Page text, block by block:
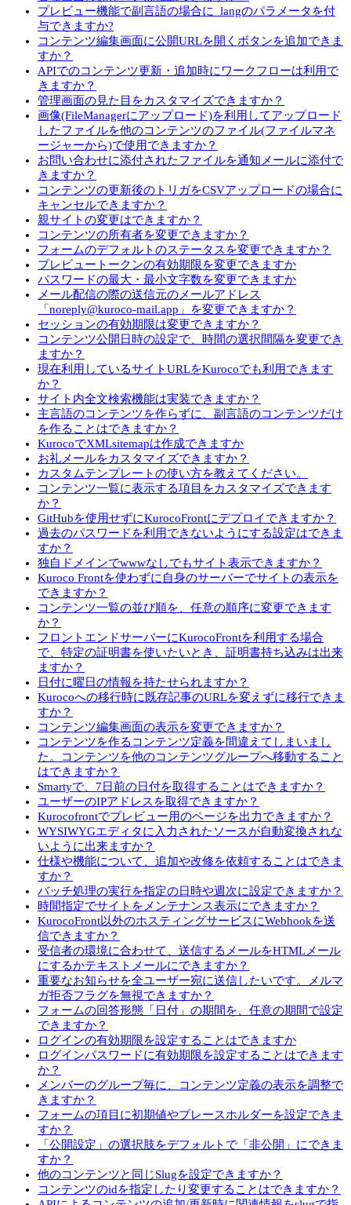
プレビュー機能で副言語の場合に_langのパラメータを付
与できますか?
コンテンツ編集画面に公開URLを開くボタンを追加できま
すか？
APIでのコンテンツ更新・追加時にワークフローは利用で
きますか？
管理画面の見た目をカスタマイズできますか？
画像(FileManagerにアップロード)を利用してアップロード
したファイルを他のコンテンツのファイル(ファイルマネ
ージャーから)で使用できますか？
お問い合わせに添付されたファイルを通知メールに添付で
きますか？
コンテンツの更新後のトリガをCSVアップロードの場合に
キャンセルできますか？
親サイトの変更はできますか？
コンテンツの所有者を変更できますか？
フォームのデフォルトのステータスを変更できますか？
プレビュートークンの有効期限を変更できますか
パスワードの最大・最小文字数を変更できますか
メール配信の際の送信元のメールアドレス
「noreply@kuroco-mail.app」を変更できますか？
セッションの有効期限は変更できますか？
コンテンツ公開日時の設定で、時間の選択間隔を変更でき
ますか？
現在利用しているサイトURLをKurocoでも利用できます
か？
サイト内全文検索機能は実装できますか？
主言語のコンテンツを作らずに、副言語のコンテンツだけ
を作ることはできますか？
KurocoでXMLsitemapは作成できますか
お礼メールをカスタマイズできますか？
カスタムテンプレートの使い方を教えてください。
コンテンツ一覧に表示する項目をカスタマイズできます
か？
GitHubを使用せずにKurocoFrontにデプロイできますか？
過去のパスワードを利用できないようにする設定はできま
すか？
独自ドメインでwwwなしでもサイト表示できますか？
Kuroco Frontを使わずに自身のサーバーでサイトの表示を
できますか？
コンテンツ一覧の並び順を、任意の順序に変更できます
か？
フロントエンドサーバーにKurocoFrontを利用する場合
で、特定の証明書を使いたいとき、証明書持ち込みは出来
ますか？
日付に曜日の情報を持たせられますか？
Kurocoへの移行時に既存記事のURLを変えずに移行できま
すか？
コンテンツ編集画面の表示を変更できますか？
コンテンツを作るコンテンツ定義を間違えてしまいまし
た。コンテンツを他のコンテンツグループへ移動すること
はできますか？
Smartyで、7日前の日付を取得することはできますか？
ユーザーのIPアドレスを取得できますか？
Kurocofrontでプレビュー用のページを出力できますか？
WYSIWYGエディタに入力されたソースが自動変換されな
いように出来ますか？
仕様や機能について、追加や改修を依頼することはできま
すか？
バッチ処理の実行を指定の日時や週次に設定できますか？
時間指定でサイトをメンテナンス表示にできますか？
KurocoFront以外のホスティングサービスにWebhookを送
信できますか？
受信者の環境に合わせて、送信するメールをHTMLメール
にするかテキストメールにできますか？
重要なお知らせを全ユーザー宛に送信したいです。メルマ
ガ拒否フラグを無視できますか？
フォームの回答形態「日付」の期間を、任意の期間で設定
できますか？
ログインの有効期限を設定することはできますか
ログインパスワードに有効期限を設定することはできます
か？
メンバーのグループ毎に、コンテンツ定義の表示を調整で
きますか？
フォームの項目に初期値やプレースホルダーを設定できま
すか？
「公開設定」の選択肢をデフォルトで「非公開」にできま
すか？
他のコンテンツと同じSlugを設定できますか？
コンテンツのidを指定したり変更することはできますか？